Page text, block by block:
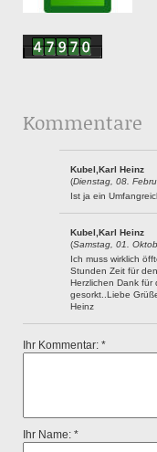
Kommentare
Kubel,Karl Heinz
(Dienstag, 08.
Ist ja ein
Kubel,Karl Heinz
(Samstag, 01.
Ich muss wirklich
Stunden Zeit für den
Herzlichen Dank für
gesorkt..Liebe
Heinz
Ihr Kommentar: *
Ihr Name: *